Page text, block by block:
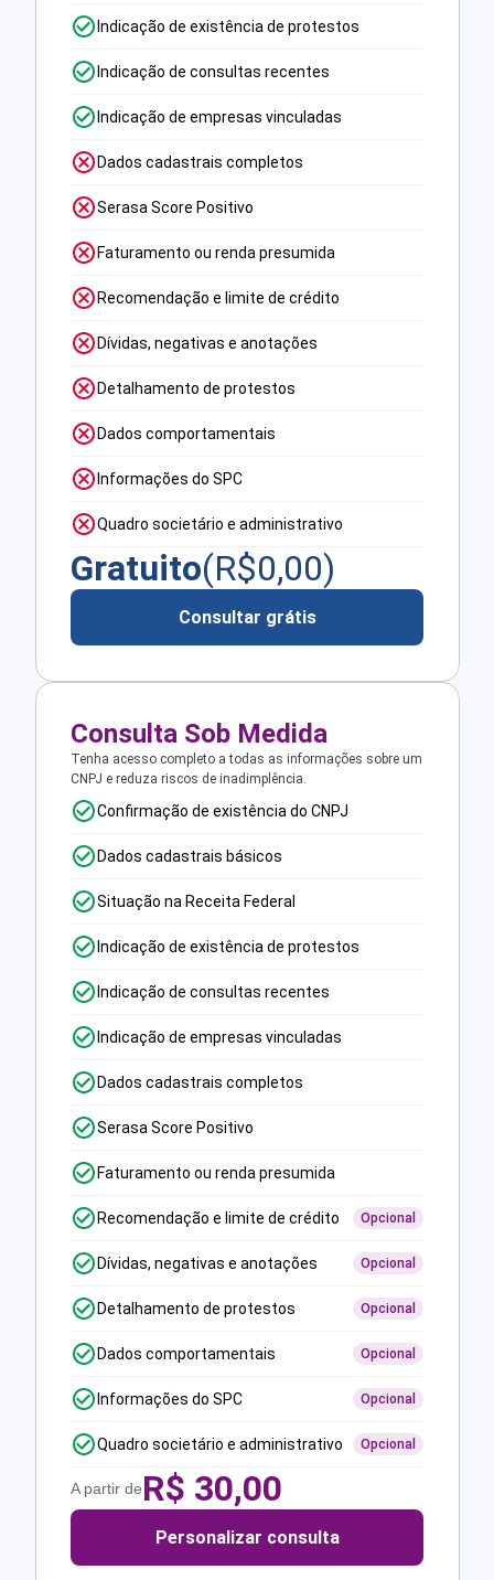
Indicação de existência de protestos
Indicação de consultas recentes
Indicação de empresas vinculadas
Dados cadastrais completos
Serasa Score Positivo
Faturamento ou renda presumida
Recomendação e limite de crédito
Dívidas, negativas e anotações
Detalhamento de protestos
Dados comportamentais
Informações do SPC
Quadro societário e administrativo
Gratuito(R$0,00)
Consultar grátis
Consulta Sob Medida
Tenha acesso completo a todas as informações sobre um
CNPJ e reduza riscos de inadimplência.
Confirmação de existência do CNPJ
Dados cadastrais básicos
Situação na Receita Federal
Indicação de existência de protestos
Indicação de consultas recentes
Indicação de empresas vinculadas
Dados cadastrais completos
Serasa Score Positivo
Faturamento ou renda presumida
Recomendação e limite de crédito Opcional
Dívidas, negativas e anotações Opcional
Detalhamento de protestos Opcional
Dados comportamentais Opcional
Informações do SPC Opcional
Quadro societário e administrativo Opcional
A partir deR$ 30,00
Personalizar consulta